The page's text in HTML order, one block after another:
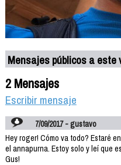
Mensajes públicos a este
2 Mensajes
Escribir mensaje
7/09/2017 - gustavo
Hey roger! Cómo va todo? Estaré
el annapurna. Estoy solo y leí que
Gus!